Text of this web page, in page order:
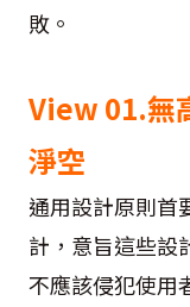
敗。
View 01.無
淨空
通用設計原則首
計，意旨這些設
不應該侵犯使用